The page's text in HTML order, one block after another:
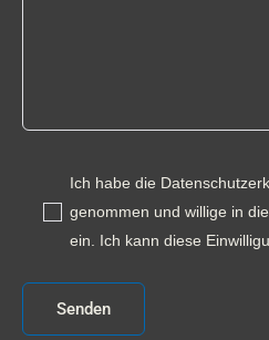
Ich habe die
genommen und willige in
ein. Ich kann diese